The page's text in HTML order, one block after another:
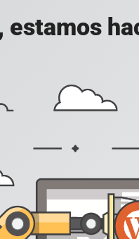
estamos